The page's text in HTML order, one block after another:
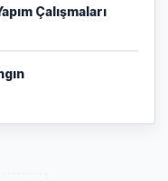
Çalışmaları